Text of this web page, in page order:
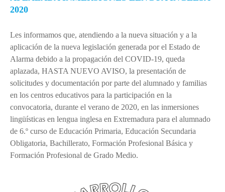
Servicios
Instalaciones
Uniforme
Himno
Conócenos
DEP. ORIENTACIÓN
Orientación Educativa
2020
Les informamos que, atendiendo a la nueva situación y a la
aplicación de la nueva legislación generada por el Estado de
Alarma debido a la propagación del COVID-19, queda
aplazada, HASTA NUEVO AVISO, la presentación de
solicitudes y documentación por parte del alumnado y familias
en los centros educativos para la participación en la
convocatoria, durante el verano de 2020, en las inmersiones
lingüísticas en lengua inglesa en Extremadura para el alumnado
de 6.º curso de Educación Primaria, Educación Secundaria
Obligatoria, Bachillerato, Formación Profesional Básica y
Formación Profesional de Grado Medio.